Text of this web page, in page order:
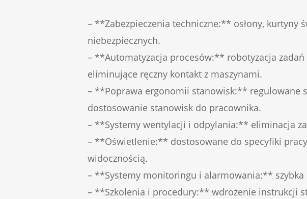
– **Zabezpieczenia techniczne:** osłony, kurtyny
niebezpiecznych.
– **Automatyzacja procesów:** robotyzacja
eliminujące ręczny kontakt z maszynami.
– **Poprawa ergonomii stanowisk:** regulowane
dostosowanie stanowisk do pracownika.
– **Systemy wentylacji i odpylania:** eliminacja
– **Oświetlenie:** dostosowane do specyfiki
widocznością.
– **Systemy monitoringu i alarmowania:**
– **Szkolenia i procedury:** wdrożenie instrukcji